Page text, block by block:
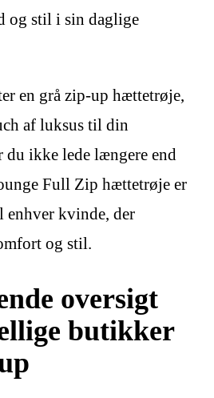
og stil i sin daglige
en grå zip-up hættetrøje,
af luksus til din
du ikke lede længere end
Full Zip hættetrøje er
enhver kvinde, der
og stil.
oversigt
butikker